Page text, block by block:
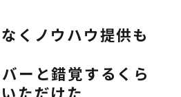
くノウハウ提供も
ーと錯覚するくら